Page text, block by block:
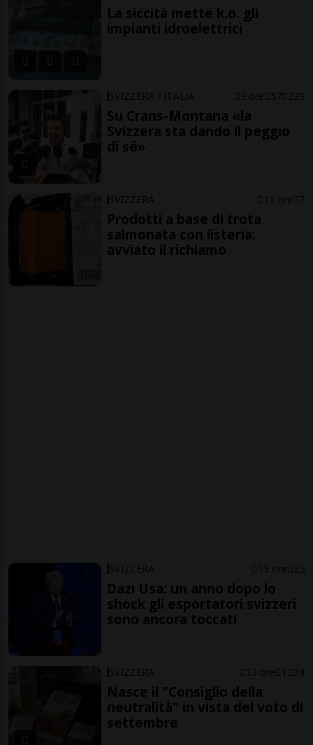
La siccità mette k.o. gli
impianti idroelettrici
SVIZZERA / ITALIA 9 ore 57 229
Su Crans-Montana «la
Svizzera sta dando il peggio
di sé»
SVIZZERA 11 ore 7
Prodotti a base di trota
salmonata con listeria:
avviato il richiamo
SVIZZERA 13 ore 25
Dazi Usa: un anno dopo lo
shock gli esportatori svizzeri
sono ancora toccati
SVIZZERA 13 ore 1 34
Nasce il "Consiglio della
neutralità" in vista del voto di
settembre